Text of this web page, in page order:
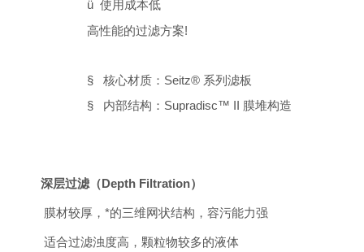
ü 使用成本低
高性能的过滤方案!
§ 核心材质： Seitz® 系列滤板
§
内部结构： Supradisc™ II 膜堆构造
深层过滤（Depth Filtration）
膜材较厚，*的三维网状结构，容污能力强
适合过滤浊度高，颗粒物较多的液体